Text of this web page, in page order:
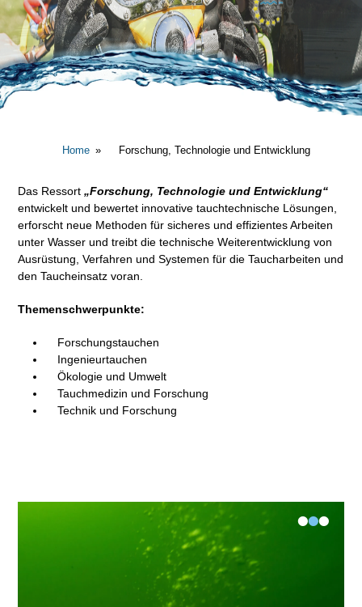
Home Forschung, Technologie und Entwicklung
Das Ressort„Forschung, Technologie und Entwicklung“
entwickelt und bewertet innovative tauchtechnische Lösungen,
erforscht neue Methoden für sicheres und effizientes Arbeiten
unter Wasser und treibt die technische Weiterentwicklung von
Ausrüstung, Verfahren und Systemen für die Taucharbeiten und
den Taucheinsatz voran.
Themenschwerpunkte:
Forschungstauchen
Ingenieurtauchen
Ökologie und Umwelt
Tauchmedizin und Forschung
Technik und Forschung
•
•
•